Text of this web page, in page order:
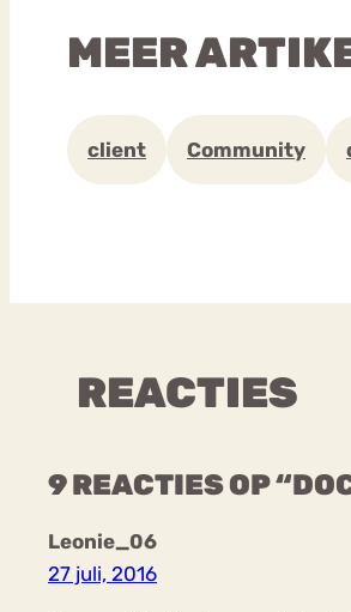
MEER
client Community
REACTIES
9 REACTIES OP
Leonie_06
27 juli, 2016